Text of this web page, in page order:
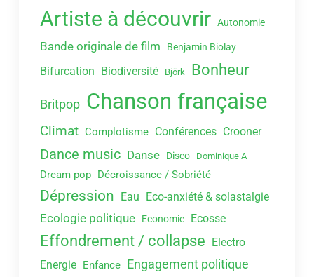
Artiste à découvrir Autonomie
Bande originale de film Benjamin Biolay
Bifurcation Biodiversité Björk Bonheur
Britpop Chanson française
Climat Complotisme Conférences Crooner
Dance music Danse Disco Dominique A
Dream pop Décroissance / Sobriété
Dépression Eau Eco-anxiété & solastalgie
Ecologie politique Economie Ecosse
Effondrement / collapse Electro
Energie Enfance Engagement politique